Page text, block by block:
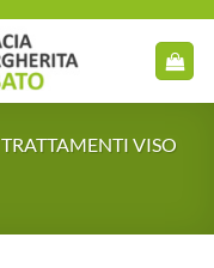
TRATTAMENTI VISO